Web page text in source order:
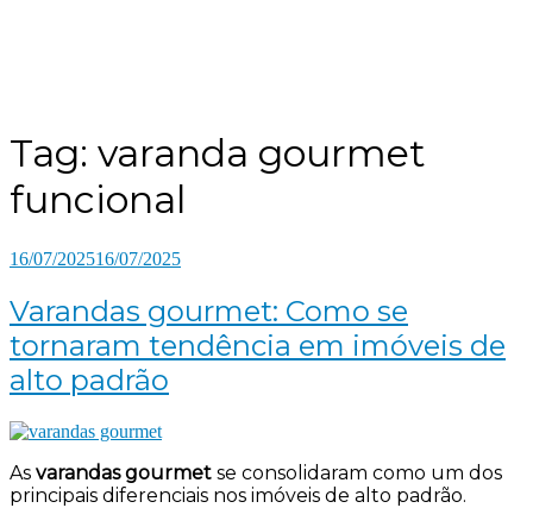
Tag: varanda gourmet
funcional
16/07/202516/07/2025
Varandas gourmet: Como se
tornaram tendência em imóveis de
alto padrão
As varandas gourmet se consolidaram como um dos
principais diferenciais nos imóveis de alto padrão.